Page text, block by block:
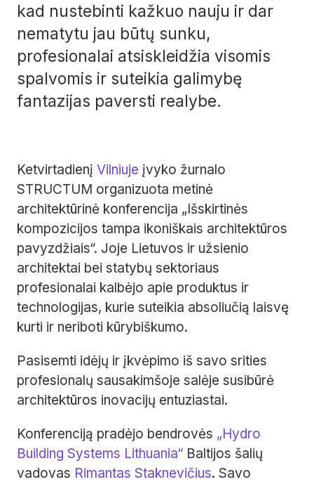
kad nustebinti kažkuo nauju ir dar
nematytu jau būtų sunku,
profesionalai atsiskleidžia visomis
spalvomis ir suteikia galimybę
fantazijas paversti realybe.
Ketvirtadienį Vilniuje įvyko žurnalo
STRUCTUM organizuota metinė
architektūrinė konferencija „Išskirtinės
kompozicijos tampa ikoniškais architektūros
pavyzdžiais“. Joje Lietuvos ir užsienio
architektai bei statybų sektoriaus
profesionalai kalbėjo apie produktus ir
technologijas, kurie suteikia absoliučią laisvę
kurti ir neriboti kūrybiškumo.
Pasisemti idėjų ir įkvėpimo iš savo srities
profesionalų sausakimšoje salėje susibūrė
architektūros inovacijų entuziastai.
Konferenciją pradėjo bendrovės „Hydro
Building Systems Lithuania“ Baltijos šalių
vadovas Rimantas Staknevičius. Savo